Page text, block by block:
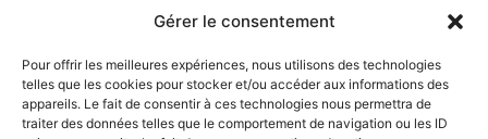
Gérer le consentement
Pour offrir les meilleures expériences, nous utilisons des technologies
telles que les cookies pour stocker et/ou accéder aux informations des
appareils. Le fait de consentir à ces technologies nous permettra de
traiter des données telles que le comportement de navigation ou les ID